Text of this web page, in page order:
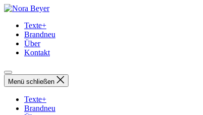
Direkt
Inhalt
wechseln
Nora
Texte+
Brandneu
Über
Kontakt
Menü schließen
Texte+
Brandneu